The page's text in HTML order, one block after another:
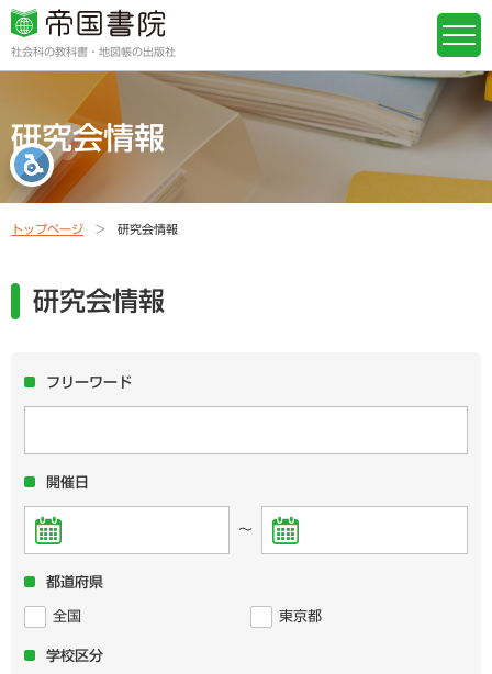
社会科の教科書・地図帳の出版社
研究会情報
トップページ 研究会情報
研究会情報
フリーワード
開催日
～
都道府県
全国 東京都
学校区分